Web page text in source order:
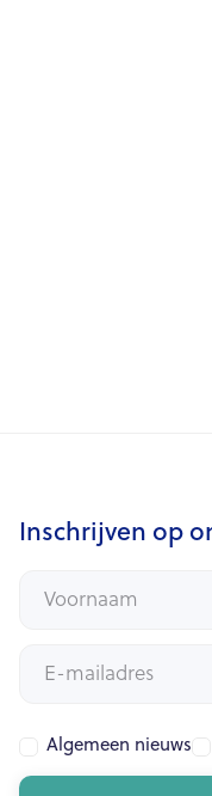
Inschrijven op
Algemeen nieuws